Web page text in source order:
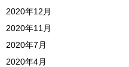
2020年12月
2020年11月
2020年7月
2020年4月